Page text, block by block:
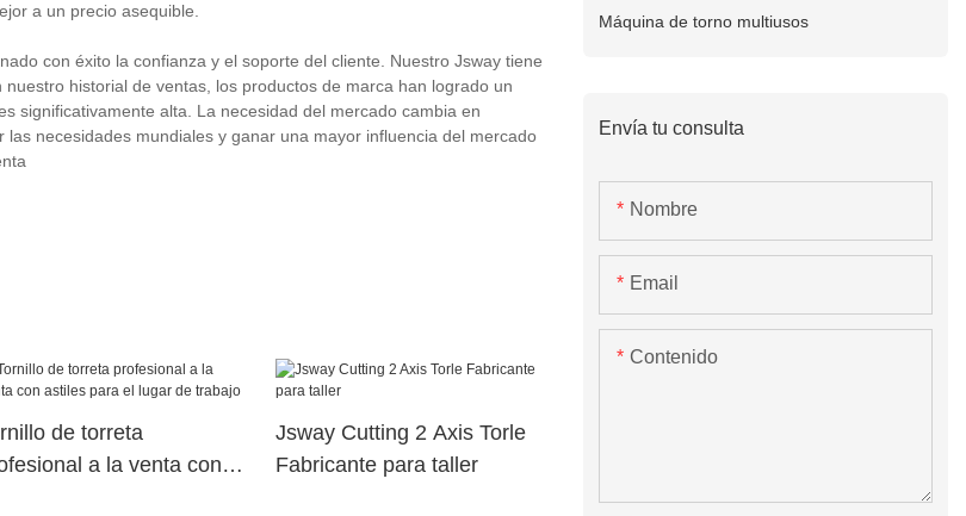
a un precio asequible.
con éxito la confianza y el soporte del cliente. Nuestro Jsway tiene
historial de ventas, los productos de marca han logrado un
significativamente alta. La necesidad del mercado cambia en
necesidades mundiales y ganar una mayor influencia del mercado
de torreta
a la venta con
Jsway Cutting 2 Axis Torle
Fabricante para taller
Máquina de torno multiusos
Envía tu consulta
Nombre
Email
Contenido